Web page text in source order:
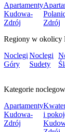
Apartamenty
Kudowa-
Zdrój
Zdrój
Regiony w okolicy
Noclegi
Góry
Noclegi
Sudety
Kategorie
Apartamenty
Kudowa-
Zdrój
i